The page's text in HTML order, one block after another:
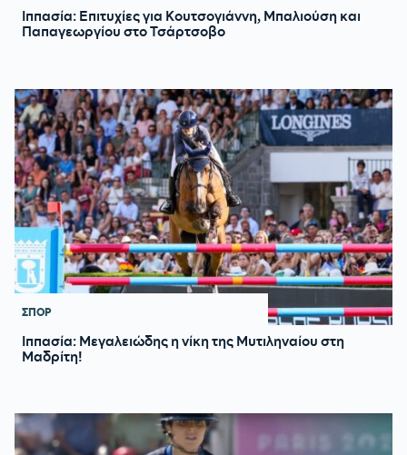
Ιππασία: Επιτυχίες για Κουτσογιάννη, Μπαλιούση και
Παπαγεωργίου στο Τσάρτσοβο
ΣΠΟΡ
Ιππασία: Μεγαλειώδης η νίκη της Μυτιληναίου στη
Μαδρίτη!